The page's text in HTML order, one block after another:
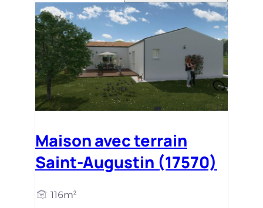
Maison avec terrain
Saint-Augustin (17570)
116m²